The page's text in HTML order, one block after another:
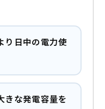
り日中の電力使
きな発電容量を